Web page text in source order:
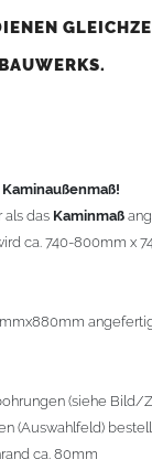
(Auswahlfeld)
ca. 80mm
ca. 140mm
(Aufpreis
das Kaminmaß
ca. 740-800mm x
(siehe Bild/
(Auswahlfeld)
ca. 80mm